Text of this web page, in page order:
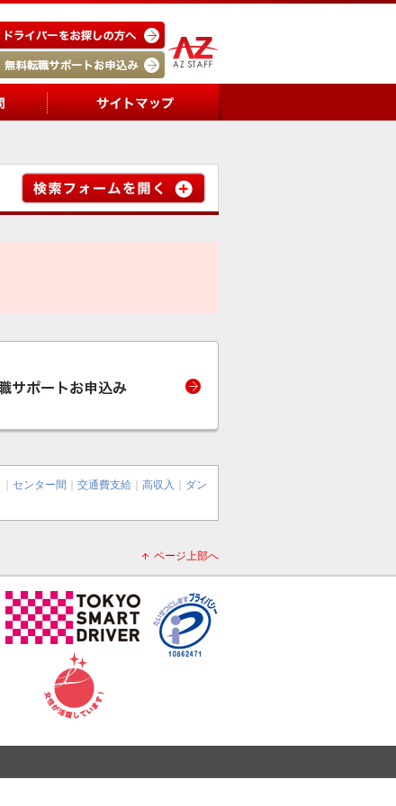
センター間 交通費支給 高収入
ダン
ページ上部へ